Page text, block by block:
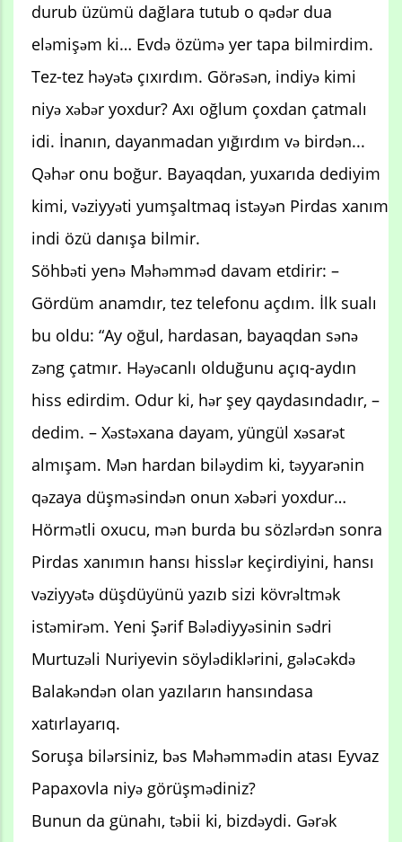
durub üzümü dağlara tutub o qədər dua
eləmişəm ki… Evdə özümə yer tapa bilmirdim.
Tez-tez həyətə çıxırdım. Görəsən, indiyə kimi
niyə xəbər yoxdur? Axı oğlum çoxdan çatmalı
idi. İnanın, dayanmadan yığırdım və birdən...
Qəhər onu boğur. Bayaqdan, yuxarıda dediyim
kimi, vəziyyəti yumşaltmaq istəyən Pirdas xanım
indi özü danışa bilmir.
Söhbəti yenə Məhəmməd davam etdirir: –
Gördüm anamdır, tez telefonu açdım. İlk sualı
bu oldu: “Ay oğul, hardasan, bayaqdan sənə
zəng çatmır. Həyəcanlı olduğunu açıq-aydın
hiss edirdim. Odur ki, hər şey qaydasındadır, –
dedim. – Xəstəxana dayam, yüngül xəsarət
almışam. Mən hardan biləydim ki, təyyarənin
qəzaya düşməsindən onun xəbəri yoxdur…
Hörmətli oxucu, mən burda bu sözlərdən sonra
Pirdas xanımın hansı hisslər keçirdiyini, hansı
vəziyyətə düşdüyünü yazıb sizi kövrəltmək
istəmirəm. Yeni Şərif Bələdiyyəsinin sədri
Murtuzəli Nuriyevin söylədiklərini, gələcəkdə
Balakəndən olan yazıların hansındasa
xatırlayarıq.
Soruşa bilərsiniz, bəs Məhəmmədin atası Eyvaz
Papaxovla niyə görüşmədiniz?
Bunun da günahı, təbii ki, bizdəydi. Gərək